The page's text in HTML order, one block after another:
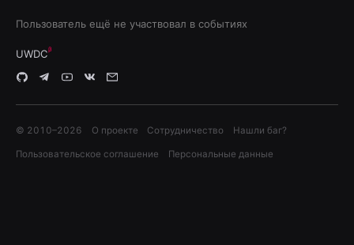
Пользователь ещё не участвовал в событиях
UWDC
© 2010–2026 О проекте Сотрудничество Нашли баг?
Пользовательское соглашение Персональные данные